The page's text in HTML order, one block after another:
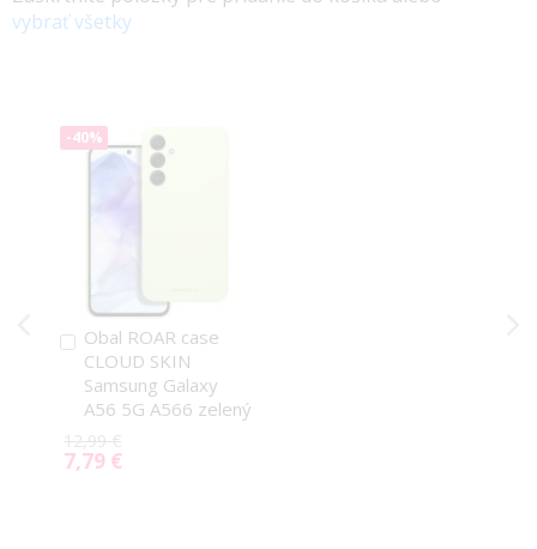
vybrať všetky
-40%
Obal ROAR case
CLOUD SKIN
Samsung Galaxy
A56 5G A566 zelený
12,99 €
Special
7,79 €
Pridať
do
košíka